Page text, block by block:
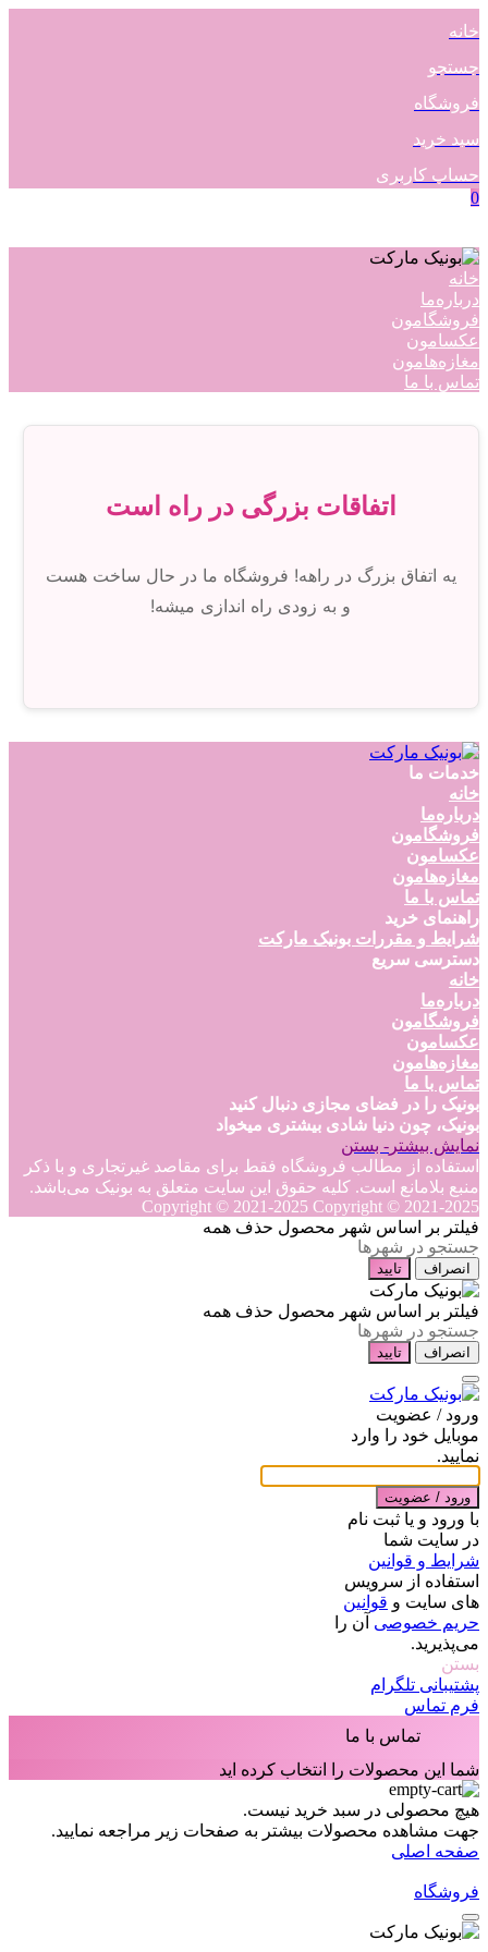
خانه
جستجو
فروشگاه
سبد خرید
حساب کاربری
0
خانه
درباره‌ما
فروشگامون
عکسامون
مغازه‌هامون
تماس با ما
اتفاقات بزرگی در راه است
یه اتفاق بزرگ در راهه! فروشگاه ما در حال ساخت هست
و به زودی راه اندازی میشه!
خدمات ما
خانه
درباره‌ما
فروشگامون
عکسامون
مغازه‌هامون
تماس با ما
راهنمای خرید
شرایط و مقررات بونیک مارکت
دسترسی سریع
خانه
درباره‌ما
فروشگامون
عکسامون
مغازه‌هامون
تماس با ما
بونیک را در فضای مجازی دنبال کنید
بونیک، چون دنیا شادی بیشتری میخواد
نمایش بیشتر - بستن
استفاده از مطالب فروشگاه فقط برای مقاصد غیرتجاری و با ذکر
منبع بلامانع است. کلیه حقوق این سایت متعلق به بونیک می‌باشد.
Copyright © 2021-2025 Copyright © 2021-2025
فیلتر بر اساس شهر محصول حذف همه
انصراف تایید
فیلتر بر اساس شهر محصول حذف همه
انصراف تایید
ورود / عضویت
موبایل خود را وارد
نمایید.
ورود / عضویت
با ورود و یا ثبت نام
در سایت شما
شرایط و قوانین
استفاده از سرویس
های سایت و قوانین
حریم خصوصی آن را
می‌پذیرید.
بستن
پشتیبانی تلگرام
فرم تماس
تماس با ما
شما این محصولات را انتخاب کرده اید
هیچ محصولی در سبد خرید نیست.
جهت مشاهده محصولات بیشتر به صفحات زیر مراجعه نمایید.
صفحه اصلی
فروشگاه